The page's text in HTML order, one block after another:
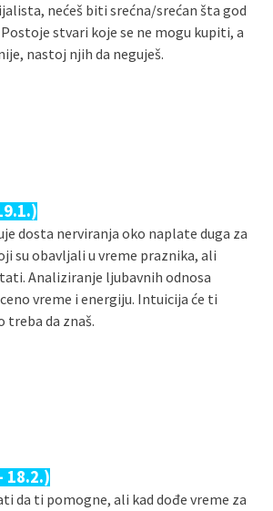
nećeš biti srećna/srećan šta god
stvari koje se ne mogu kupiti, a
nastoj njih da neguješ.
dosta nerviranja oko naplate duga za
su obavljali u vreme praznika, ali
Analiziranje ljubavnih odnosa
vreme i energiju. Intuicija će ti
treba da znaš.
18.2.)
da ti pomogne, ali kad dođe vreme za